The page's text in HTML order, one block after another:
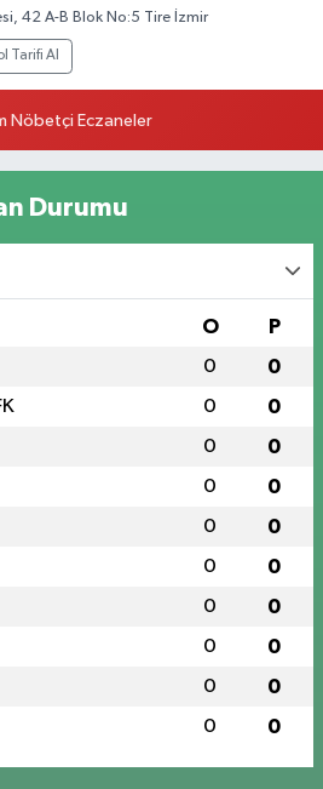
42 A-B Blok No:5 Tire İzmir
Tarifi Al
Nöbetçi Eczaneler
Durumu
O P
0 0
0 0
0 0
0 0
0 0
0 0
0 0
0 0
0 0
0 0